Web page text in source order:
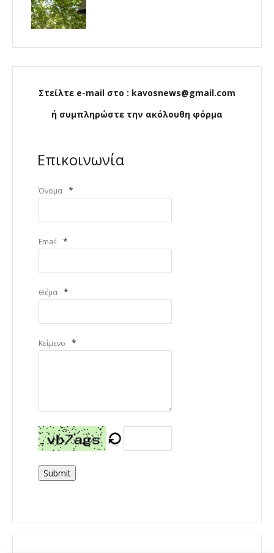
Στείλτε e-mail στο : kavosnews@gmail.com
ή συμπληρώστε την ακόλουθη φόρμα
Επικοινωνία
Όνομα *
Email *
Θέμα *
Κείμενο *
Submit